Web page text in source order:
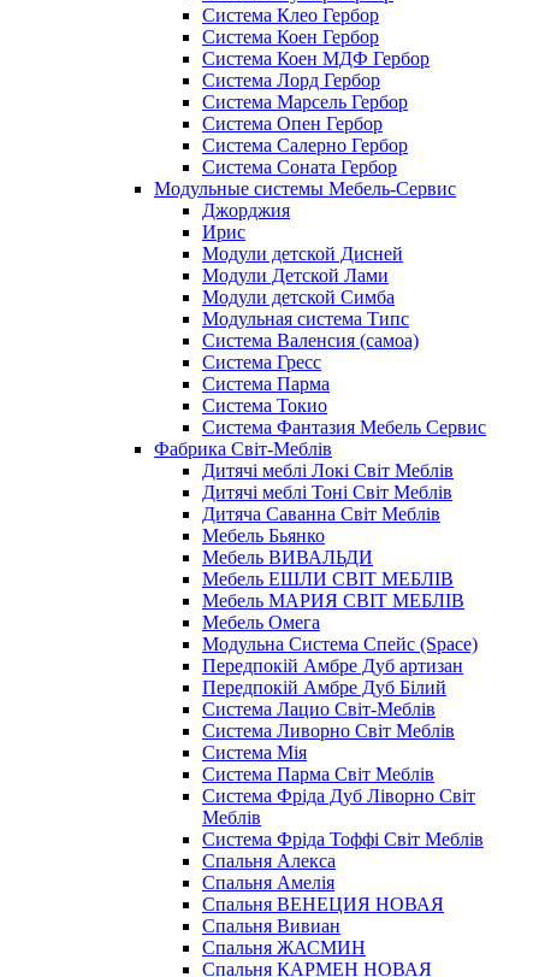
Система Клео Гербор
Система Коен Гербор
Система Коен МДФ Гербор
Система Лорд Гербор
Система Марсель Гербор
Система Опен Гербор
Система Салерно Гербор
Система Соната Гербор
Модульные системы Мебель-Сервис
Джорджия
Ирис
Модули детской Дисней
Модули Детской Лами
Модули детской Симба
Модульная система Типс
Система Валенсия (самоа)
Система Гресс
Система Парма
Система Токио
Система Фантазия Мебель Сервис
Фабрика Світ-Меблів
Дитячі меблі Локі Світ Меблів
Дитячі меблі Тоні Світ Меблів
Дитяча Саванна Світ Меблів
Мебель Бьянко
Мебель ВИВАЛЬДИ
Мебель ЕШЛИ СВІТ МЕБЛІВ
Мебель МАРИЯ СВІТ МЕБЛІВ
Мебель Омега
Модульна Cистема Спейс (Space)
Передпокій Амбре Дуб артизан
Передпокій Амбре Дуб Білий
Система Лацио Світ-Меблів
Система Ливорно Світ Меблів
Система Мія
Система Парма Свiт Меблiв
Система Фріда Дуб Ліворно Світ
Меблів
Система Фріда Тоффі Світ Меблів
Спальня Алекса
Спальня Амелія
Спальня ВЕНЕЦИЯ НОВАЯ
Спальня Вивиан
Спальня ЖАСМИН
Спальня КАРМЕН НОВАЯ